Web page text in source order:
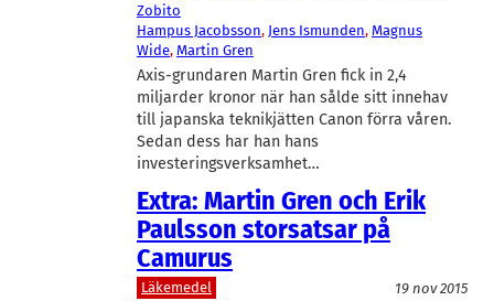
Zobito
Hampus Jacobsson, Jens Ismunden, Magnus
Wide, Martin Gren
Axis-grundaren Martin Gren fick in 2,4
miljarder kronor när han sålde sitt innehav
till japanska teknikjätten Canon förra våren.
Sedan dess har han hans
investeringsverksamhet…
Extra: Martin Gren och Erik
Paulsson storsatsar på
Camurus
Läkemedel 19 nov 2015